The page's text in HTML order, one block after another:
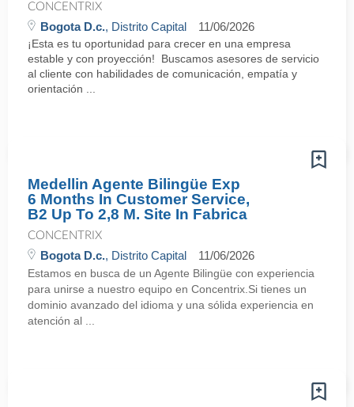
CONCENTRIX
Bogota D.c., Distrito Capital 11/06/2026
¡Esta es tu oportunidad para crecer en una empresa
estable y con proyección! Buscamos asesores de servicio
al cliente con habilidades de comunicación, empatía y
orientación ...
Medellin Agente Bilingüe Exp
6 Months In Customer Service,
B2 Up To 2,8 M. Site In Fabrica
CONCENTRIX
Bogota D.c., Distrito Capital 11/06/2026
Estamos en busca de un Agente Bilingüe con experiencia
para unirse a nuestro equipo en Concentrix.Si tienes un
dominio avanzado del idioma y una sólida experiencia en
atención al ...